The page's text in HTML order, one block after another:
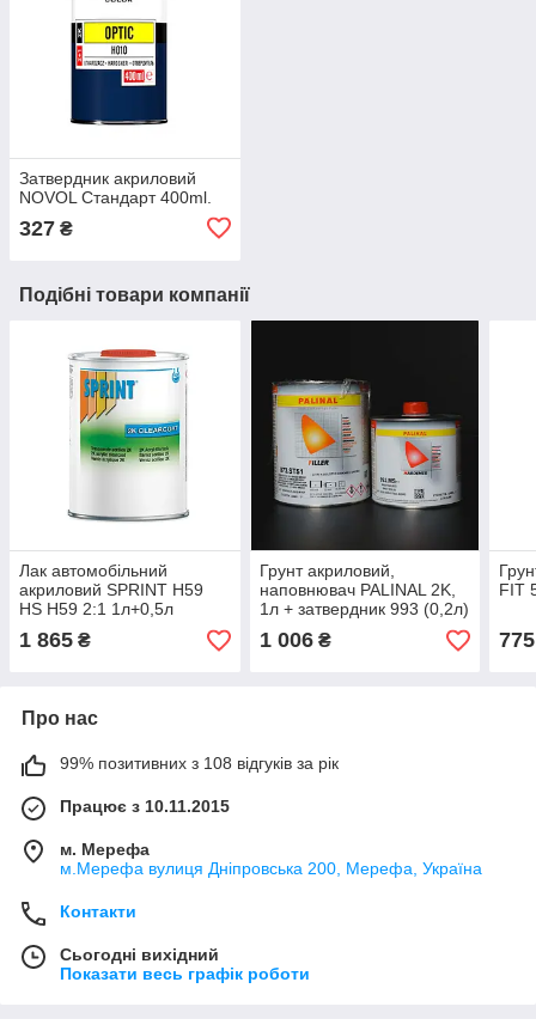
Затвердник акриловий
NOVOL Стандарт 400ml.
327 ₴
Подібні товари компанії
Лак автомобільний
акриловий SPRINT Н59
HS H59 2:1 1л+0,5л
затверджувач С15
1 865 ₴
Грунт акриловий,
наповнювач PALINAL 2K,
1л + затвердник 993 (0,2л)
1 006₴
FIT
775
Про нас
99% позитивних з 108 відгуків за рік
Працює з 10.11.2015
м. Мерефа
м.Мерефа вулиця Дніпровська 200, Мерефа, Україна
Контакти
Сьогодні вихідний
Показати весь графік роботи